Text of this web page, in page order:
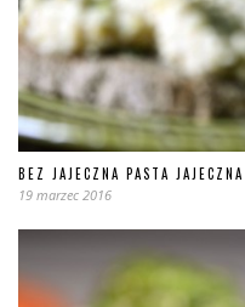
BEZ JAJECZNA PASTA JAJECZNA
19 marzec 2016